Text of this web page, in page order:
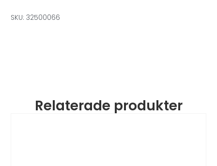
SKU: 32500066
Relaterade produkter